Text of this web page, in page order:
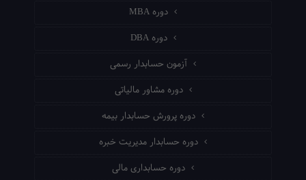
دوره MBA
دوره DBA
آزمون حسابدار رسمی
دوره مشاور مالیاتی
دوره پرورش حسابدار بیمه
دوره حسابدار مدیریت خبره
دوره حسابداری مالی